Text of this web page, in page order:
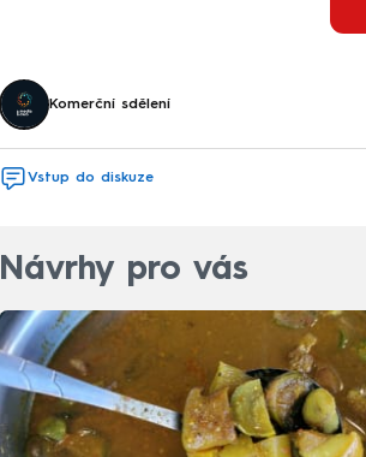
Komerční sdělení
Vstup do diskuze
Návrhy pro vás